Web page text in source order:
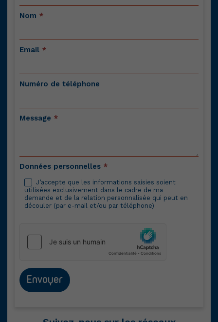
Nom *
Email *
Numéro de téléphone
Message *
Données personnelles *
J’accepte que les informations saisies soient
utilisées exclusivement dans le cadre de ma
demande et de la relation personnalisée qui peut en
découler (par e-mail et/ou par téléphone)
Envoyer